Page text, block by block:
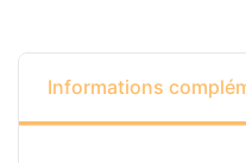
Informations